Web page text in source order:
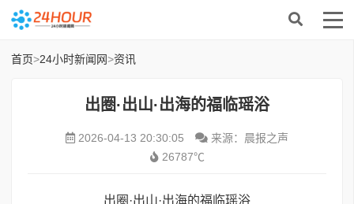
首页>24小时新闻网>资讯
出圈·出山·出海的福临瑶浴
2026-04-13 20:30:05
来源：晨报之声
26787℃
出圈·出山·出海的福临瑶浴